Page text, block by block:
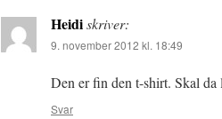
Heidiskriver:
9. november 2012 kl. 18:49
Den er fin den t-shirt. Skal
Svar